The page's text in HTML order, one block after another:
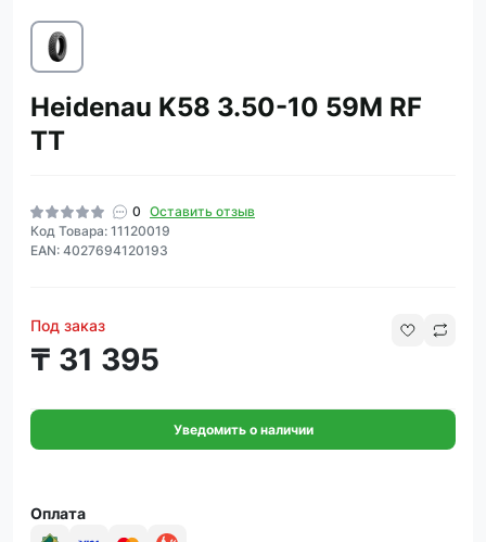
Heidenau K58 3.50-10 59M RF
TT
0 Оставить отзыв
Код Товара: 11120019
EAN: 4027694120193
Под заказ
₸ 31 395
Уведомить о наличии
Оплата